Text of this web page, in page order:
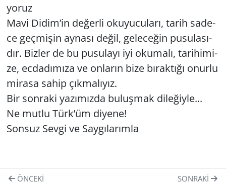
yo­ruz
Mavi Didim’in de­ğer­li oku­yu­cu­la­rı, tarih sa­de­
ce geç­mi­şin ay­na­sı değil, ge­le­ce­ğin pu­su­la­sı­
dır. Biz­ler de bu pu­su­la­yı iyi oku­ma­lı, ta­ri­hi­mi­
ze, ec­da­dı­mı­za ve on­la­rın bize bı­rak­tı­ğı onur­lu
mi­ra­sa sahip çık­ma­lı­yız.
Bir son­ra­ki ya­zı­mız­da bu­luş­mak di­le­ğiy­le...
Ne mutlu Türk’üm di­ye­ne!
Son­suz Sevgi ve Say­gı­la­rım­la
ÖNCEKI SONRAKI